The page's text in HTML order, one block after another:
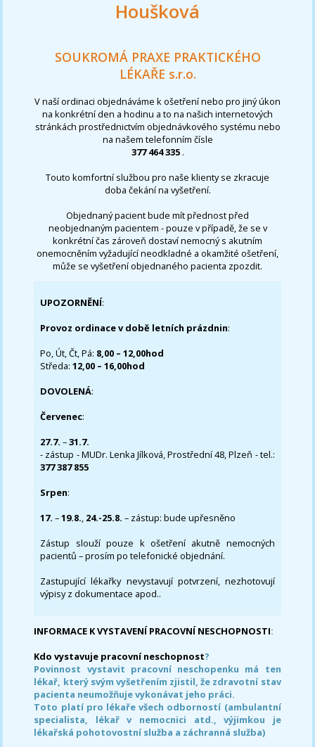
Houšková
SOUKROMÁ PRAXE PRAKTICKÉHO
LÉKAŘE s.r.o.
V naší ordinaci objednáváme k ošetření nebo pro jiný úkon
na konkrétní den a hodinu a to na našich internetových
stránkách prostřednictvím objednávkového systému nebo
na našem telefonním čísle
377 464 335 .
Touto komfortní službou pro naše klienty se zkracuje
doba čekání na vyšetření.
Objednaný pacient bude mít přednost před
neobjednaným pacientem - pouze v případě, že se v
konkrétní čas zároveň dostaví nemocný s akutním
onemocněním vyžadující neodkladné a okamžité ošetření,
může se vyšetření objednaného pacienta zpozdit.
UPOZORNĚNÍ:
Provoz ordinace v době letních prázdnin:
Po, Út, Čt, Pá: 8,00 – 12,00hod
Středa:12,00 – 16,00hod
DOVOLENÁ:
Červenec:
27.7.–31.7.
- zástup - MUDr. Lenka Jílková, Prostřední 48, Plzeň - tel.:
377 387 855
Srpen:
17. –19.8., 24.-25.8. – zástup: bude upřesněno
Zástup slouží pouze k ošetření akutně nemocných
pacientů – prosím po telefonické objednání.
Zastupující lékařky nevystavují potvrzení, nezhotovují
výpisy z dokumentace apod..
INFORMACE K VYSTAVENÍ PRACOVNÍ NESCHOPNOSTI:
Kdo vystavuje pracovní neschopnost?
Povinnost vystavit pracovní neschopenku má ten
lékař, který svým vyšetřením zjistil, že zdravotní stav
pacienta neumožňuje vykonávat jeho práci.
Toto platí pro lékaře všech odborností (ambulantní
specialista, lékař v nemocnici atd., výjimkou je
lékařská pohotovostní služba a záchranná služba)